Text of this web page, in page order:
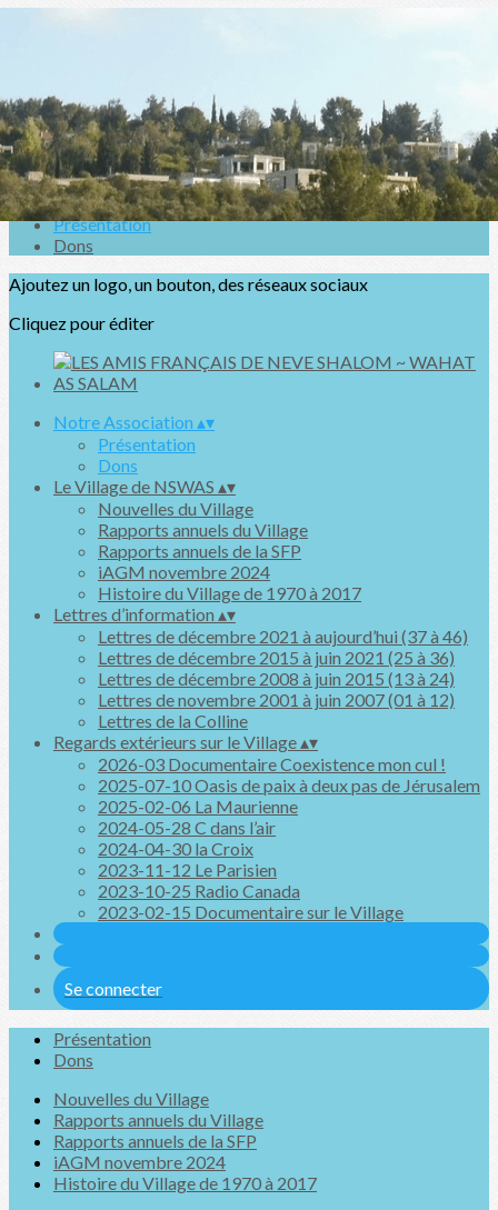
Menu
<
>
Présentation
Dons
Ajoutez un logo, un bouton, des réseaux sociaux
Cliquez pour éditer
Notre Association ▴▾
Présentation
Dons
Le Village de NSWAS ▴▾
Nouvelles du Village
Rapports annuels du Village
Rapports annuels de la SFP
iAGM novembre 2024
Histoire du Village de 1970 à 2017
Lettres d’information ▴▾
Lettres de décembre 2021 à aujourd’hui (37 à 46)
Lettres de décembre 2015 à juin 2021 (25 à 36)
Lettres de décembre 2008 à juin 2015 (13 à 24)
Lettres de novembre 2001 à juin 2007 (01 à 12)
Lettres de la Colline
Regards extérieurs sur le Village▴▾
2026-03 Documentaire Coexistence mon cul !
2025-07-10 Oasis de paix à deux pas de Jérusalem
2025-02-06 La Maurienne
2024-05-28 C dans l’air
2024-04-30 la Croix
2023-11-12 Le Parisien
2023-10-25 Radio Canada
2023-02-15 Documentaire sur le Village
Se connecter
Présentation
Dons
Nouvelles du Village
Rapports annuels du Village
Rapports annuels de la SFP
iAGM novembre 2024
Histoire du Village de 1970 à 2017